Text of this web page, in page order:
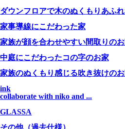
ダウンフロアで木のぬくもりあふ
家事導線にこだわった家
家族が顔を合わせやすい間取りの
中庭にこだわったコの字のお家
家族のぬくもり感じる吹き抜けの
ink
collaborate with niko and ...
GLASSA
その他（過去仕様）